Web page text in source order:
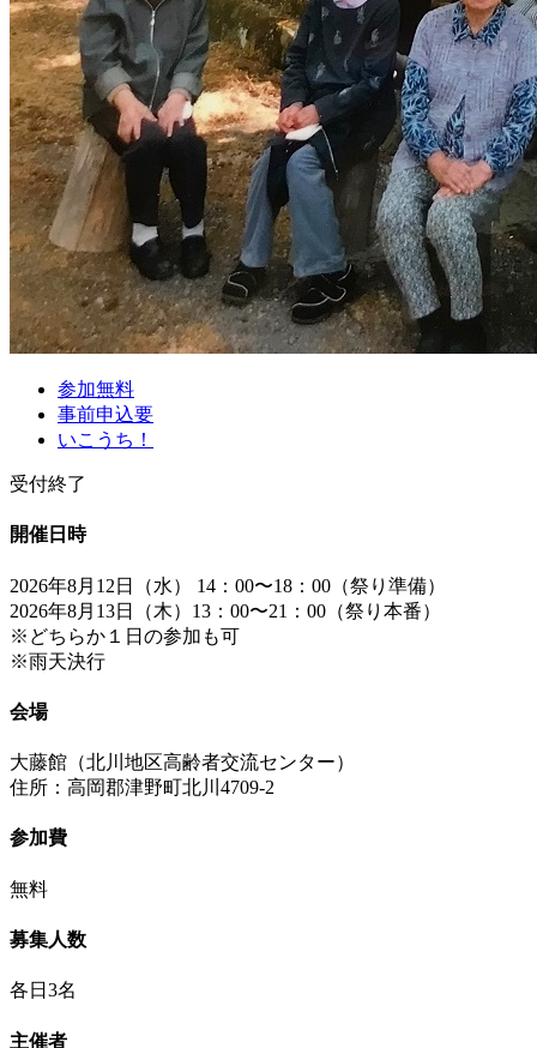
参加無料
事前申込要
いこうち！
受付終了
開催日時
2026年8月12日（水） 14：00〜18：00（祭り準備）
2026年8月13日（木）13：00〜21：00（祭り本番）
※どちらか１日の参加も可
※雨天決行
会場
大藤館（北川地区高齢者交流センター）
住所：高岡郡津野町北川4709-2
参加費
無料
募集人数
各日3名
主催者